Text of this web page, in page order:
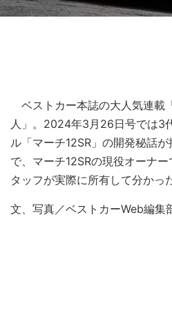
ベストカー本誌の大人気連載
人」。2024年3月26日号では3
ル「マーチ12SR」の開発秘話
で、マーチ12SRの現役オーナ
タッフが実際に所有して分かっ
文、写真／ベストカーWeb編集